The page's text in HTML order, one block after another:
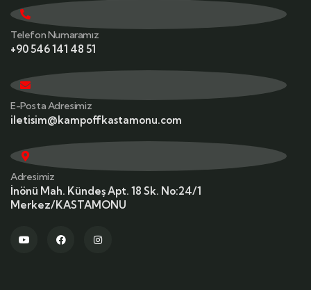
Telefon Numaramız
+90 546 141 48 51
E-Posta Adresimiz
iletisim@kampoffkastamonu.com
Adresimiz
İnönü Mah. Kündeş Apt. 18 Sk. No:24/1
Merkez/KASTAMONU